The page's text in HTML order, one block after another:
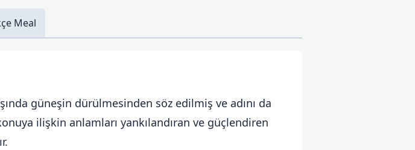
Meal
güneşin dürülmesinden söz edilmiş ve adını da
ilişkin anlamları yankılandıran ve güçlendiren